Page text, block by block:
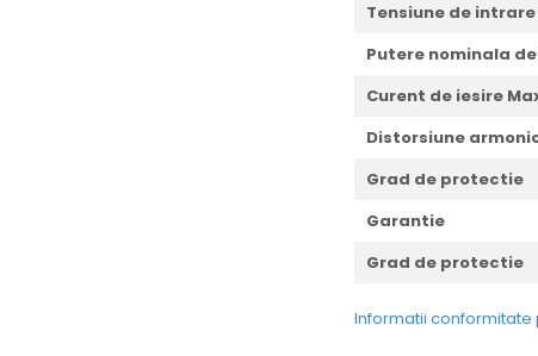
Tensiune de intrare
Putere nominala
Curent de iesire
Distorsiune
Grad de protectie
Garantie
Grad de protectie
Informatii conformitate